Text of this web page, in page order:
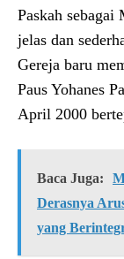
Paskah
jelas dan
Gereja baru
Paus Yohanes
April 2000
Baca Juga:
Derasnya
yang